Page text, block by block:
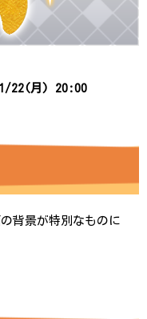
22(月) 20:00
背景が特別なものに